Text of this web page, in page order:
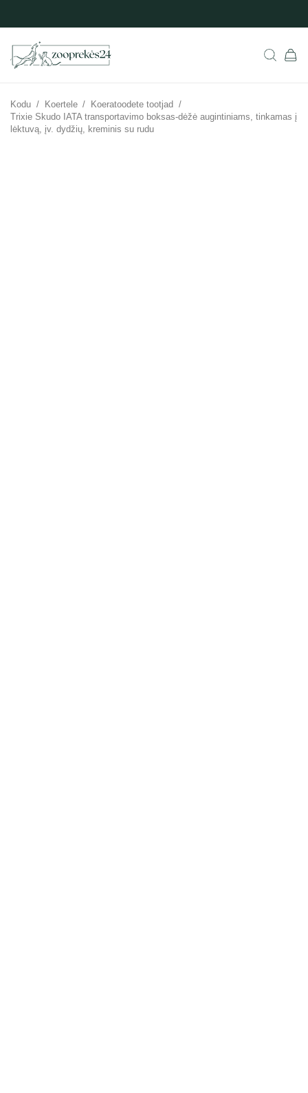
Kodu / Koertele / Koeratoodete tootjad /
Trixie Skudo IATA transportavimo boksas-dėžė augintiniams, tinkamas į
lėktuvą, įv. dydžių, kreminis su rudu